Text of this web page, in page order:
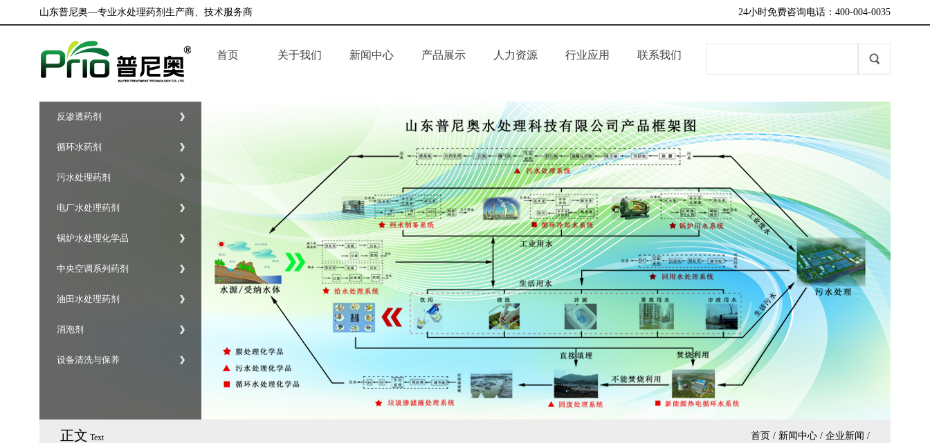
山东普尼奥—专业水处理药剂生产商、技术服务商 24小时免费咨询电话：400-004-0035
首页 关于我们 新闻中心
科技创新
产品展示
循环水药剂
污水处理药剂
电厂水处理药剂
锅炉水处理化学品
中央空调系列药剂
油田水处理药剂
消泡剂
设备清洗与保养
人力资源 行业应用 联系我们
反渗透药剂
循环水药剂
污水处理药剂
电厂水处理药剂
锅炉水处理化学品
中央空调系列药剂
油田水处理药剂
消泡剂
设备清洗与保养
正文 Text 首页 / 新闻中心 / 企业新闻 /